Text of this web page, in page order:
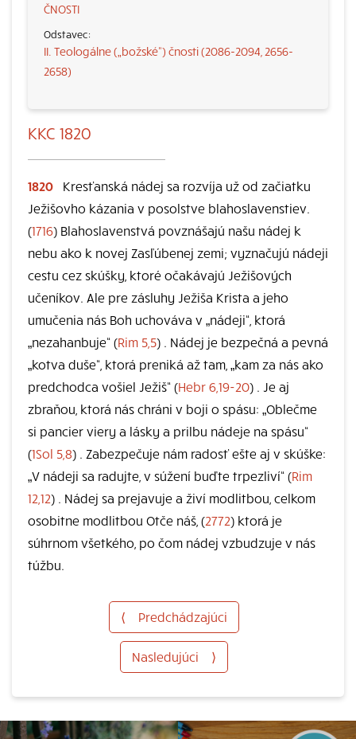
ČNOSTI
II. Teologálne („božské“) čnosti (2086-2094, 2656-
2658)
KKC 1820
1820
Kresťanská nádej sa rozvíja už od začiatku
Ježišovho kázania v posolstve blahoslavenstiev.
(1716) Blahoslavenstvá povznášajú našu nádej k
nebu ako k novej Zasľúbenej zemi; vyznačujú nádeji
cestu cez skúšky, ktoré očakávajú Ježišových
učeníkov. Ale pre zásluhy Ježiša Krista a jeho
umučenia nás Boh uchováva v „nádeji“, ktorá
„nezahanbuje“ (Rim 5,5) . Nádej je bezpečná a pevná
„kotva duše“, ktorá preniká až tam, „kam za nás ako
predchodca vošiel Ježiš“ (Hebr 6,19-20) . Je aj
zbraňou, ktorá nás chráni v boji o spásu: „Oblečme
si pancier viery a lásky a prilbu nádeje na spásu“
(1Sol 5,8) . Zabezpečuje nám radosť ešte aj v skúške:
„V nádeji sa radujte, v súžení buďte trpezliví“ (Rim
12,12) . Nádej sa prejavuje a živí modlitbou, celkom
osobitne modlitbou Otče náš, (2772) ktorá je
súhrnom všetkého, po čom nádej vzbudzuje v nás
túžbu.
⟨ Predchádzajúci
Nasledujúci ⟩